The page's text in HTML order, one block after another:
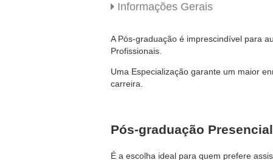
Informações Gerais
A Pós-graduação é imprescindível para
Profissionais.
Uma Especialização garante um maior
carreira.
Pós-graduação Presencial
É a escolha ideal para quem prefere